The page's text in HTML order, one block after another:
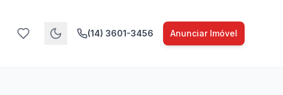
(14) 3601-3456 Anunciar Imóvel